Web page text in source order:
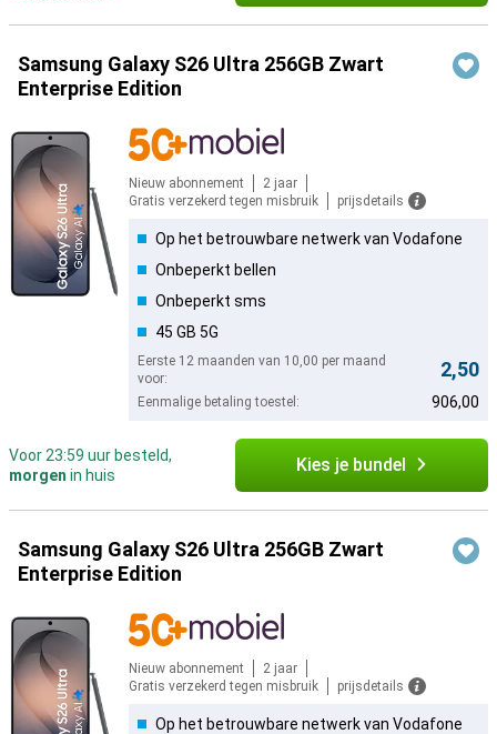
Samsung Galaxy S26 Ultra 256GB Zwart
Enterprise Edition
Nieuw abonnement
2 jaar
Gratis verzekerd tegen misbruik
prijsdetails
Op het betrouwbare netwerk van Vodafone
Onbeperkt bellen
Onbeperkt sms
45 GB 5G
Eerste 12 maanden van 10,00 per maand
voor:
2,50
Eenmalige betaling toestel: 906,00
Voor 23:59 uur besteld,
morgen in huis Kies je bundel
Samsung Galaxy S26 Ultra 256GB Zwart
Enterprise Edition
Nieuw abonnement
2 jaar
Gratis verzekerd tegen misbruik
prijsdetails
Op het betrouwbare netwerk van Vodafone